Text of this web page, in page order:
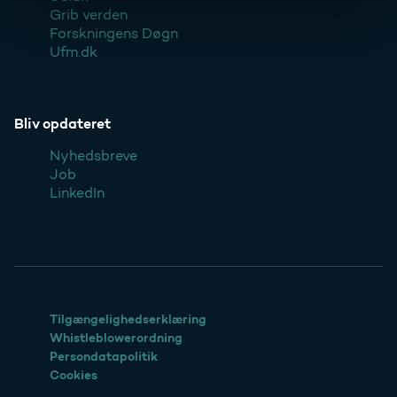
Grib verden
Forskningens Døgn
Ufm.dk
Bliv opdateret
Nyhedsbreve
Job
LinkedIn
Tilgængelighedserklæring
Whistleblowerordning
Persondatapolitik
Cookies